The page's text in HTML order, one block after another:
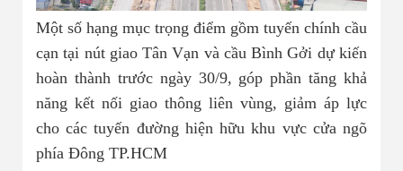
Một số hạng mục trọng điểm gồm tuyến chính cầu
cạn tại nút giao Tân Vạn và cầu Bình Gởi dự kiến
hoàn thành trước ngày 30/9, góp phần tăng khả
năng kết nối giao thông liên vùng, giảm áp lực
cho các tuyến đường hiện hữu khu vực cửa ngõ
phía Đông TP.HCM